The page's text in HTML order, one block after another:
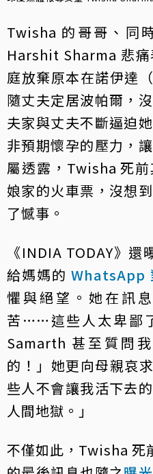
Twisha 的哥哥、同
Harshit Sharma 悲
庭放棄原本在諾伊達
隨丈夫定居波帕爾，
夫家與丈夫不斷逼迫
非預期懷孕的壓力，
屬透露，Twisha 死
娘家的火車票，沒想
了憾事。
《INDIA TODAY》
給媽媽的 WhatsApp
懼與絕望。她在訊
苦……這些人太卑鄙
Samarth 甚至質問
的！」她更向母親哀
些人不會讓我活下去
人間地獄。」
不僅如此，Twisha 死